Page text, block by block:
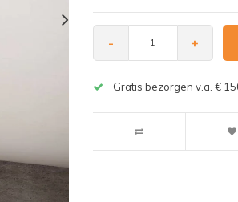
- +
Gratis bezorgen v.a. €